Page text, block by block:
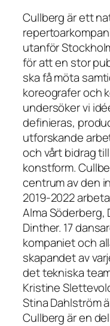
Cullberg är ett
utanför
för att en stor
ska få möta
koreografer och
undersöker vi
definieras,
utforskande
och vårt bidrag
konstform.
centrum av den
2019-2022
Alma Söderberg,
Dinther. 17
kompaniet och
skapandet av
det tekniska
Kristine
Stina Dahlström
Cullberg är en